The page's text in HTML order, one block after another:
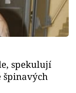
spekulují
špinavých